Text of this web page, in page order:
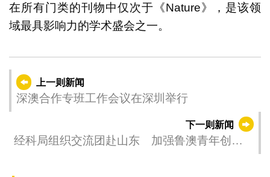
在所有门类的刊物中仅次于《Nature》，是该领
域最具影响力的学术盛会之一。
上一则新闻
深澳合作专班工作会议在深圳举行
下一则新闻
经科局组织交流团赴山东 加强鲁澳青年创新